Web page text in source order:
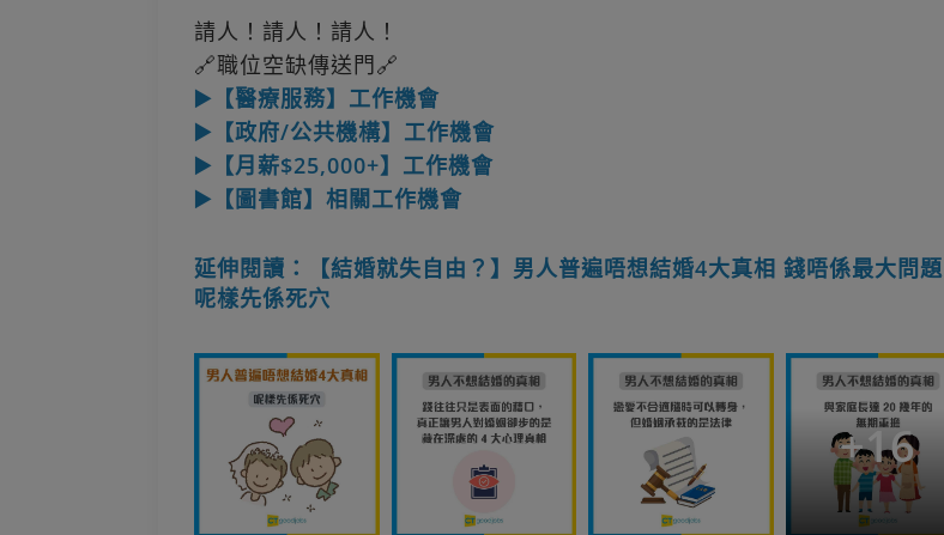
請人！請人！請人！
🔗職位空缺傳送門🔗
▶️【醫療服務】工作機會
▶️【政府/公共機構】工作機會
▶️【月薪$25,000+】工作機會
▶️【圖書館】相關工作機會
延伸閱讀：【結婚就失自由？】男人普遍唔想結婚4大真相 錢唔係最大問題
呢樣先係死穴
+16